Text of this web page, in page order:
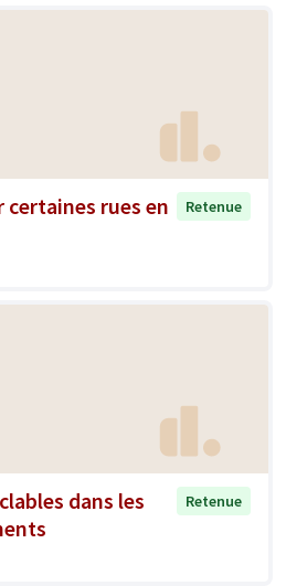
rues en
Retenue
dans les
Retenue